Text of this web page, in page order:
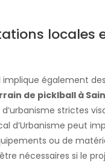
locales
implique également
de picklball à
strictes
d’Urbanisme peut
ou de
nécessaires si le